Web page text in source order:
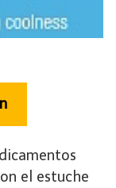
el estuche